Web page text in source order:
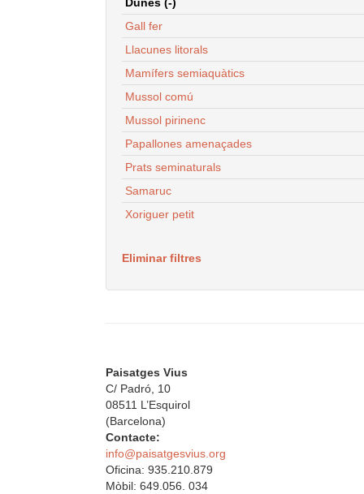
Gall fer
Llacunes litorals
Mamífers semiaquàtics
Mussol comú
Mussol pirinenc
Papallones amenaçades
Prats seminaturals
Samaruc
Xoriguer petit
Eliminar filtres
Paisatges Vius
C/ Padró, 10
08511 L’Esquirol
(Barcelona)
Contacte:
info@paisatgesvius.org
Oficina: 935.210.879
Mòbil: 649.056. 034